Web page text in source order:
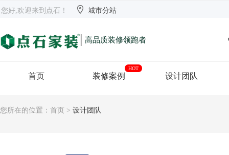
欢迎来到点石  长沙 【切换】
您好,欢迎来到点石！  城市分站
| 高品质装修领跑者
首页 装修案例
HOT
设计团队
您所在的位置： 首页 > 设计团队